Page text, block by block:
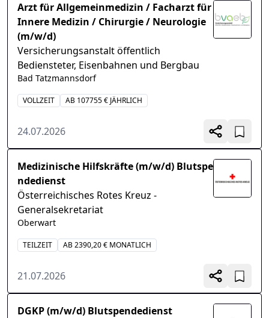
Arzt für Allgemeinmedizin / Facharzt für
Innere Medizin / Chirurgie / Neurologie
(m/w/d)
Versicherungsanstalt öffentlich
Bediensteter, Eisenbahnen und Bergbau
Bad Tatzmannsdorf
VOLLZEIT AB 107755 € JÄHRLICH
24.07.2026
Medizinische Hilfskräfte (m/w/d) Blutspe
ndedienst
Österreichisches Rotes Kreuz -
Generalsekretariat
Oberwart
TEILZEIT AB 2390,20 € MONATLICH
21.07.2026
DGKP (m/w/d) Blutspendedienst